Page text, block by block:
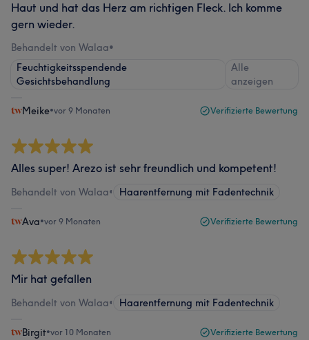
Haut und hat das Herz am richtigen Fleck. Ich komme
gern wieder.
Behandelt von Walaa•
Feuchtigkeitsspendende
Gesichtsbehandlung
Alle
anzeigen
Meike•vor 9 Monaten Verifizierte Bewertung
Alles super! Arezo ist sehr freundlich und kompetent!
Behandelt von Walaa• Haarentfernung mit Fadentechnik
Ava•vor 9 Monaten Verifizierte Bewertung
Mir hat gefallen
Behandelt von Walaa• Haarentfernung mit Fadentechnik
Birgit•vor 10 Monaten Verifizierte Bewertung